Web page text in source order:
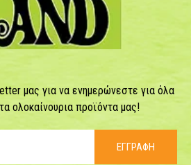
μας για να ενημερώνεστε για όλα
ολοκαίνουρια προϊόντα μας!
ΕΓΓΡΑΦΗ